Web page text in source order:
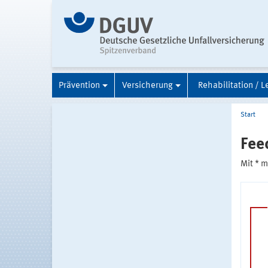
Prävention Versicherung Rehabilitation /
Start
Mit *